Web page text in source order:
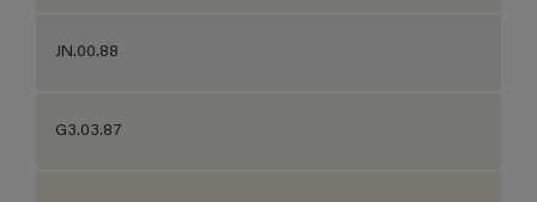
JN.00.88
G3.03.87